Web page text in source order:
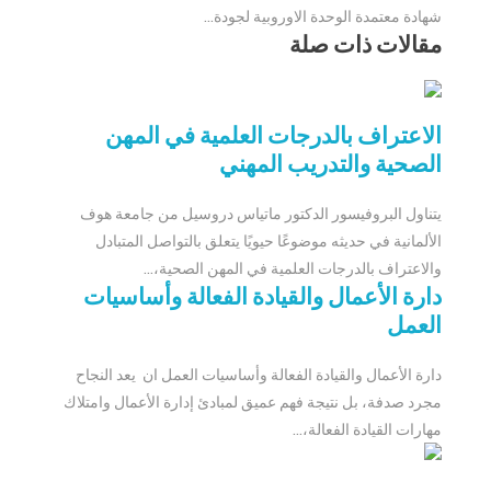
شهادة معتمدة الوحدة الاوروبية لجودة...
مقالات ذات صلة
الاعتراف بالدرجات العلمية في المهن
الصحية والتدريب المهني
يتناول البروفيسور الدكتور ماتياس دروسيل من جامعة هوف
الألمانية في حديثه موضوعًا حيويًا يتعلق بالتواصل المتبادل
والاعتراف بالدرجات العلمية في المهن الصحية،...
دارة الأعمال والقيادة الفعالة وأساسيات
العمل
دارة الأعمال والقيادة الفعالة وأساسيات العمل ان يعد النجاح
مجرد صدفة، بل نتيجة فهم عميق لمبادئ إدارة الأعمال وامتلاك
مهارات القيادة الفعالة،...